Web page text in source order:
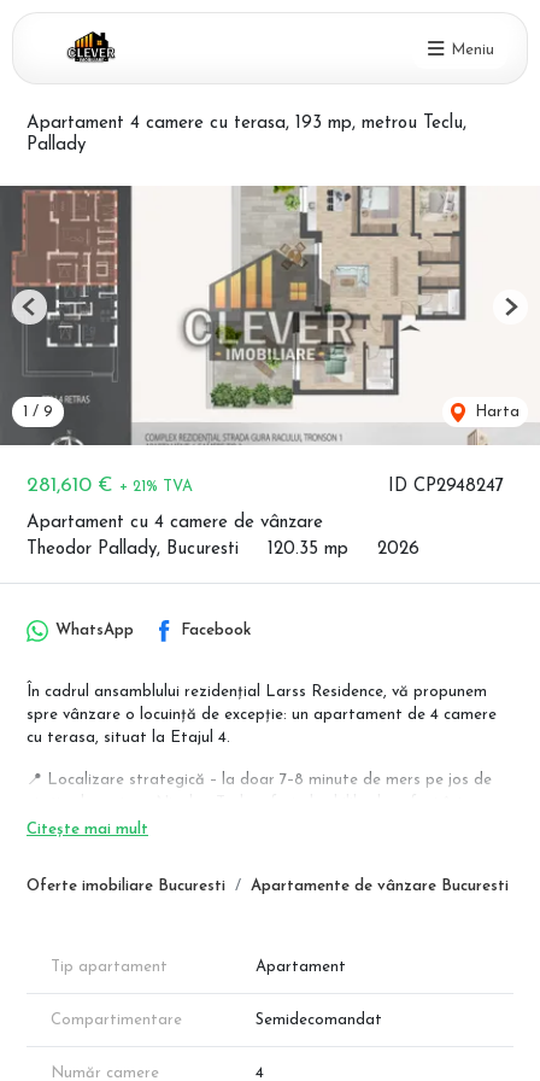
Meniu
Apartament 4 camere cu terasa, 193 mp, metrou Teclu,
Pallady
ID CP2948247
281,610 € + 21% TVA
Apartament cu 4 camere de vânzare
Theodor Pallady, Bucuresti
120.35 mp 2026
1 / 9 Harta
Previous
Oferte imobiliare Bucuresti Apartamente de vânzare Bucuresti
WhatsApp Facebook
În cadrul ansamblului rezidențial Larss Residence, vă propunem
spre vânzare o locuință de excepție: un apartament de 4 camere
cu terasa, situat la Etajul 4.
📍 Localizare strategică – la doar 7–8 minute de mers pe jos de
liniște și accesibilitate urbană.
Living: 35.04 mp
Bucătărie: 14.81 mp
Dormitor 2: 13.42 mp
Dormitor 3: 15.40 mp
Citește mai mult
Tip apartament Apartament
Compartimentare Semidecomandat
Număr camere 4